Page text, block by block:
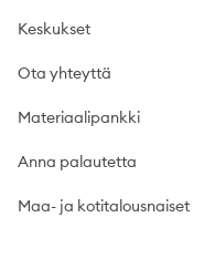
Keskukset
Ota yhteyttä
Materiaalipankki
Anna palautetta
Maa- ja kotitalousnaiset